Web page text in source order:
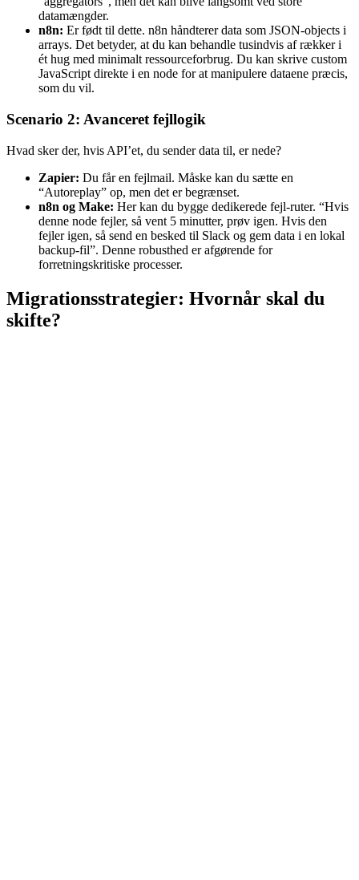
datamængder.
n8n: Er født til dette. n8n håndterer data som JSON-objects i
arrays. Det betyder, at du kan behandle tusindvis af rækker i
ét hug med minimalt ressourceforbrug. Du kan skrive custom
JavaScript direkte i en node for at manipulere dataene præcis,
som du vil.
Scenario 2: Avanceret fejllogik
Hvad sker der, hvis API’et, du sender data til, er nede?
Zapier: Du får en fejlmail. Måske kan du sætte en
“Autoreplay” op, men det er begrænset.
n8n og Make: Her kan du bygge dedikerede fejl-ruter. “Hvis
denne node fejler, så vent 5 minutter, prøv igen. Hvis den
fejler igen, så send en besked til Slack og gem data i en lokal
backup-fil”. Denne robusthed er afgørende for
forretningskritiske processer.
Migrationsstrategier: Hvornår skal du
skifte?